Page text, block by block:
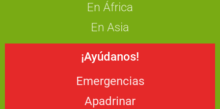
En África
En Asia
¡Ayúdanos!
Emergencias
Apadrinar